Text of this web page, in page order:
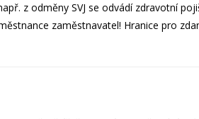
z odměny SVJ se odvádí zdravotní
zaměstnavatel! Hranice pro